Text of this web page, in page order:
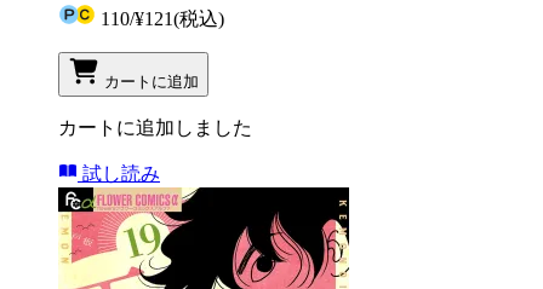
110/¥121(税込)
カートに追加
カートに追加しました
試し読み